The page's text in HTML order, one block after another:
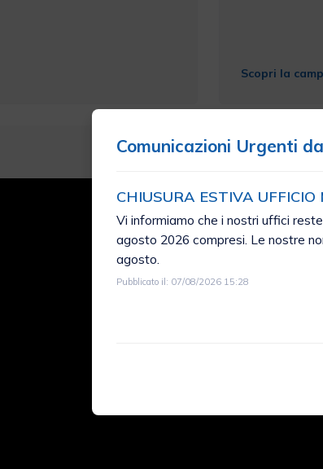
Scopri la
Comunicazioni Urgenti
CHIUSURA ESTIVA UFFICIO
Vi informiamo che i nostri uffici
agosto 2026 compresi. Le nostre
agosto.
Pubblicato il: 07/08/2026 15:28